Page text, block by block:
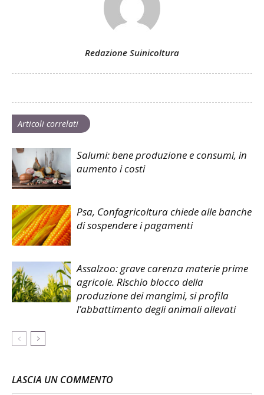
Redazione Suinicoltura
Articoli correlati
Salumi: bene produzione e consumi, in
aumento i costi
Psa, Confagricoltura chiede alle banche
di sospendere i pagamenti
Assalzoo: grave carenza materie prime
agricole. Rischio blocco della
produzione dei mangimi, si profila
l’abbattimento degli animali allevati
LASCIA UN COMMENTO